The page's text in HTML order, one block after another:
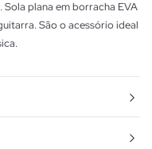
plana em borracha EVA
São o acessório ideal